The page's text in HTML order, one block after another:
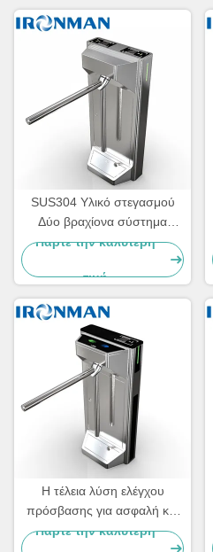
εισόδους υψηλής
κυκλοφορίας
SUS304 Υλικό στεγασμού
Δύο βραχίονα σύστημα
πύλης ασφαλείας πεζών με
Πάρτε την καλύτερη
τιμή
Η τέλεια λύση ελέγχου
πρόσβασης για ασφαλή και
βολικό
Πάρτε την καλύτερη